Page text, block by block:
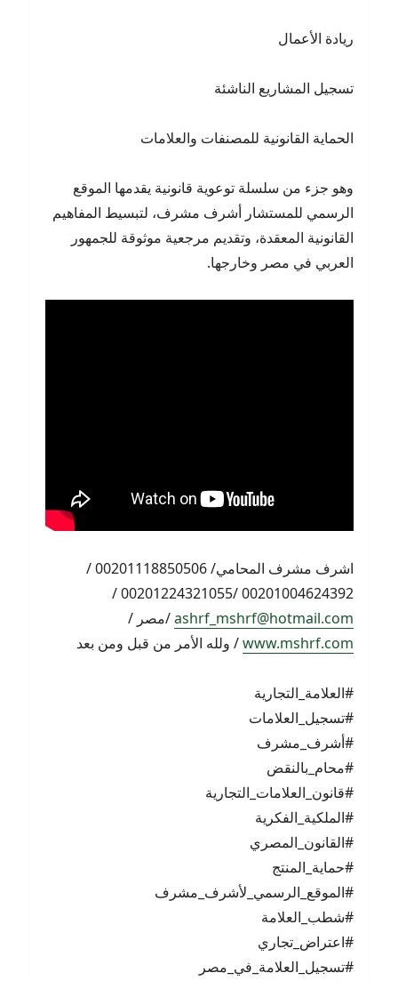
ريادة الأعمال
تسجيل المشاريع الناشئة
الحماية القانونية للمصنفات والعلامات
وهو جزء من سلسلة توعوية قانونية يقدمها الموقع
الرسمي للمستشار أشرف مشرف، لتبسيط المفاهيم
القانونية المعقدة، وتقديم مرجعية موثوقة للجمهور
العربي في مصر وخارجها.
اشرف مشرف المحامي/ 00201118850506 /
00201004624392 /00201224321055 /
ashrf_mshrf@hotmail.com/مصر /
www.mshrf.com/ ولله الأمر من قبل ومن بعد
#العلامة_التجارية
#تسجيل_العلامات
#أشرف_مشرف
#محام_بالنقض
#قانون_العلامات_التجارية
#الملكية_الفكرية
#القانون_المصري
#حماية_المنتج
#الموقع_الرسمي_لأشرف_مشرف
#شطب_العلامة
#اعتراض_تجاري
#تسجيل_العلامة_في_مصر